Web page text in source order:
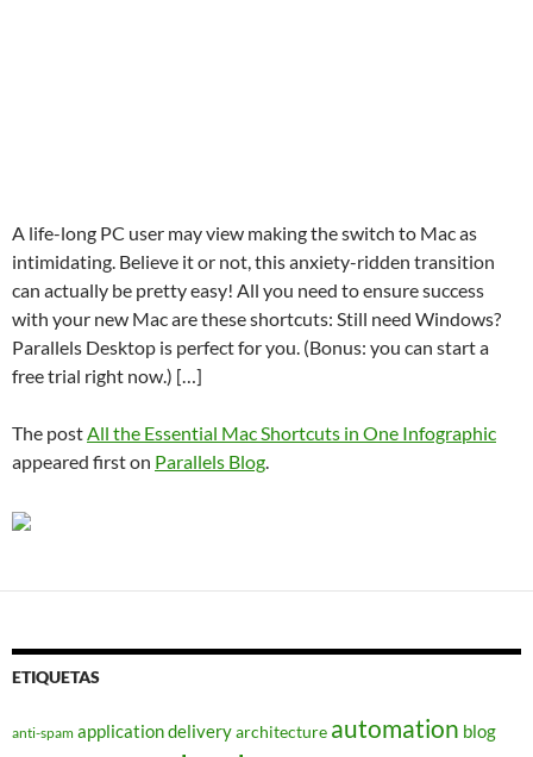
A life-long PC user may view making the switch to Mac as
intimidating. Believe it or not, this anxiety-ridden transition
can actually be pretty easy! All you need to ensure success
with your new Mac are these shortcuts: Still need Windows?
Parallels Desktop is perfect for you. (Bonus: you can start a
free trial right now.) […]
The postAll the Essential Mac Shortcuts in One Infographic
appeared first on Parallels Blog.
ETIQUETAS
anti-spam application deliveryarchitecture automation blog